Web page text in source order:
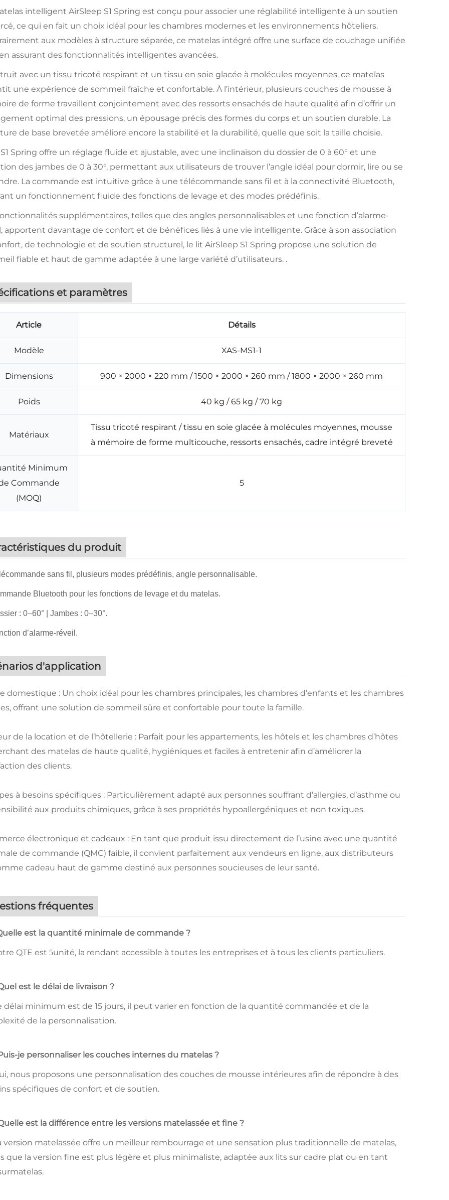
intelligent AirSleep S1 Spring est conçu pour associer une réglabilité intelligente à un soutien
ce qui en fait un choix idéal pour les chambres modernes et les environnements hôteliers.
aux modèles à structure séparée, ce matelas intégré offre une surface de couchage unifiée
assurant des fonctionnalités intelligentes avancées.
avec un tissu tricoté respirant et un tissu en soie glacée à molécules moyennes, ce matelas
une expérience de sommeil fraîche et confortable. À l’intérieur, plusieurs couches de mousse à
de forme travaillent conjointement avec des ressorts ensachés de haute qualité afin d’offrir un
optimal des pressions, un épousage précis des formes du corps et un soutien durable. La
de base brevetée améliore encore la stabilité et la durabilité, quelle que soit la taille choisie.
Spring offre un réglage fluide et ajustable, avec une inclinaison du dossier de 0 à 60° et une
des jambes de 0 à 30°, permettant aux utilisateurs de trouver l’angle idéal pour dormir, lire ou se
La commande est intuitive grâce à une télécommande sans fil et à la connectivité Bluetooth,
un fonctionnement fluide des fonctions de levage et des modes prédéfinis.
supplémentaires, telles que des angles personnalisables et une fonction d’alarme-
apportent davantage de confort et de bénéfices liés à une vie intelligente. Grâce à son association
de technologie et de soutien structurel, le lit AirSleep S1 Spring propose une solution de
fiable et haut de gamme adaptée à une large variété d’utilisateurs. .
et paramètres
Article Détails
Modèle XAS-MS1-1
Dimensions 900 × 2000 × 220 mm / 1500 × 2000 × 260 mm / 1800 × 2000 × 260 mm
Poids 40 kg / 65 kg / 70 kg
Matériaux
Tissu tricoté respirant / tissu en soie glacée à molécules moyennes, mousse
à mémoire de forme multicouche, ressorts ensachés, cadre intégré breveté
Minimum
Commande
(MOQ)
5
du produit
sans fil, plusieurs modes prédéfinis, angle personnalisable.
Bluetooth pour les fonctions de levage et du matelas.
: 0–60° | Jambes : 0–30°.
d’alarme-réveil.
d'application
domestique : Un choix idéal pour les chambres principales, les chambres d’enfants et les chambres
offrant une solution de sommeil sûre et confortable pour toute la famille.
de la location et de l’hôtellerie : Parfait pour les appartements, les hôtels et les chambres d’hôtes
des matelas de haute qualité, hygiéniques et faciles à entretenir afin d’améliorer la
des clients.
à besoins spécifiques : Particulièrement adapté aux personnes souffrant d’allergies, d’asthme ou
aux produits chimiques, grâce à ses propriétés hypoallergéniques et non toxiques.
électronique et cadeaux : En tant que produit issu directement de l’usine avec une quantité
de commande (QMC) faible, il convient parfaitement aux vendeurs en ligne, aux distributeurs
cadeau haut de gamme destiné aux personnes soucieuses de leur santé.
fréquentes
est la quantité minimale de commande ?
QTE est 5unité, la rendant accessible à toutes les entreprises et à tous les clients particuliers.
est le délai de livraison ?
délai minimum est de 15 jours, il peut varier en fonction de la quantité commandée et de la
de la personnalisation.
je personnaliser les couches internes du matelas ?
nous proposons une personnalisation des couches de mousse intérieures afin de répondre à des
spécifiques de confort et de soutien.
est la différence entre les versions matelassée et fine ?
version matelassée offre un meilleur rembourrage et une sensation plus traditionnelle de matelas,
que la version fine est plus légère et plus minimaliste, adaptée aux lits sur cadre plat ou en tant